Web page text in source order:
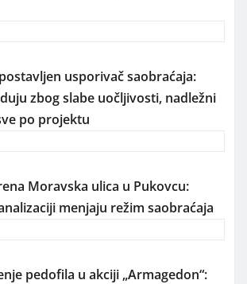
usporivač saobraćaja:
zbog slabe uočljivosti, nadležni
po projektu
Moravska ulica u Pukovcu:
menjaju režim saobraćaja
pedofila u akciji „Armagedon“: